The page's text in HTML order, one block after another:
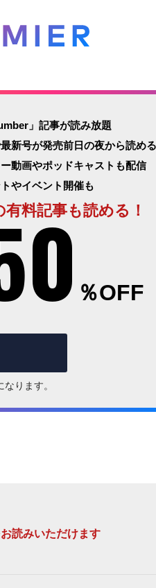
」記事が読み放題
新号が発売前日の夜から読める
動画やポッドキャストも配信
やイベント開催も
料記事も読める！
％OFF
ります。
読みいただけます